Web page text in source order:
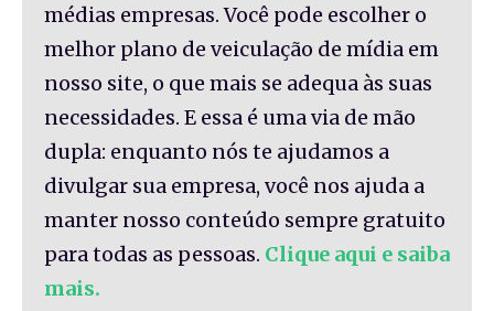
médias empresas. Você pode escolher o
melhor plano de veiculação de mídia em
nosso site, o que mais se adequa às suas
necessidades. E essa é uma via de mão
dupla: enquanto nós te ajudamos a
divulgar sua empresa, você nos ajuda a
manter nosso conteúdo sempre gratuito
para todas as pessoas. Clique aqui e saiba
mais.